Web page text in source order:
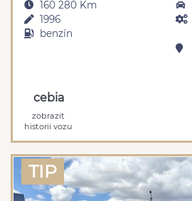
160 280 Km
1996
benzín
cebia
zobrazit
historii vozu
TIP